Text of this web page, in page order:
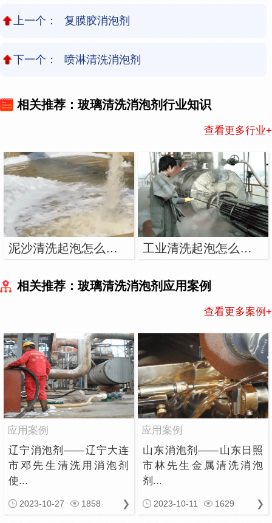
上一个： 复膜胶消泡剂
下一个： 喷淋清洗消泡剂
相关推荐：玻璃清洗消泡剂行业知识
查看更多行业+
泥沙清洗起泡怎么解决？用泥沙清洗消泡剂 工业清洗起泡怎么解决？用工业清洗消泡剂
相关推荐：玻璃清洗消泡剂应用案例
查看更多案例+
应用案例
辽宁消泡剂——辽宁大连
市邓先生清洗用消泡剂
使...
2023-10-27 1858
应用案例
山东消泡剂——山东日照
市林先生金属清洗消泡
剂...
2023-10-11 1629